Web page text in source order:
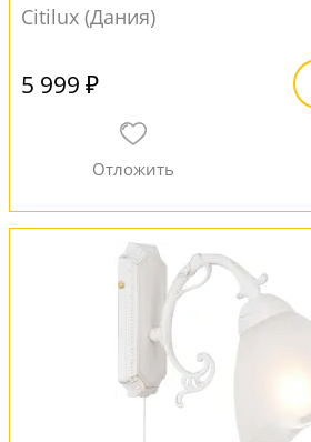
Citilux (Дания)
5 999 ₽